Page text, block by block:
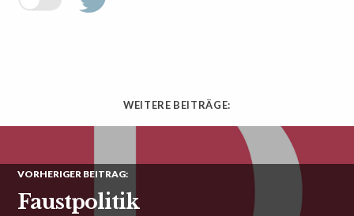
WEITERE BEITRÄGE:
VORHERIGER BEITRAG:
Faustpolitik